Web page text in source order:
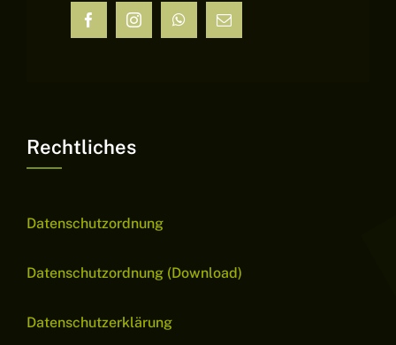
Rechtliches
Datenschutzordnung
Datenschutzordnung (Download)
Datenschutzerklärung